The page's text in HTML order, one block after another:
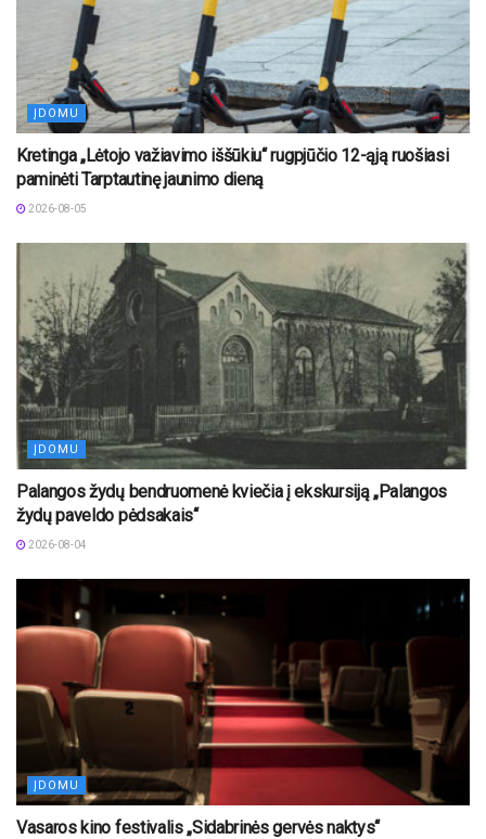
ĮDOMU
Kretinga „Lėtojo važiavimo iššūkiu“ rugpjūčio 12-ąją ruošiasi
paminėti Tarptautinę jaunimo dieną
2026-08-05
ĮDOMU
Palangos žydų bendruomenė kviečia į ekskursiją „Palangos
žydų paveldo pėdsakais“
2026-08-04
ĮDOMU
Vasaros kino festivalis „Sidabrinės gervės naktys“